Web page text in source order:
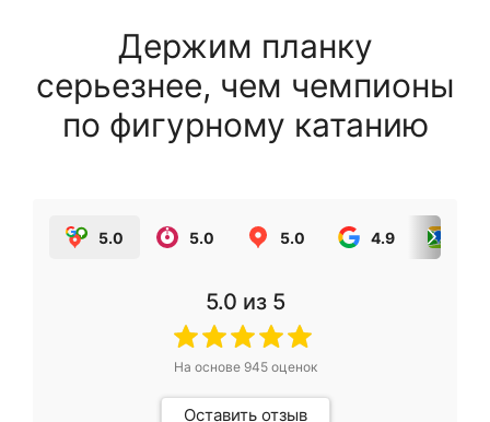
Держим планку
серьезнее, чем чемпионы
по фигурному катанию
5.0 5.0 5.0 4.9
5.0 из 5
На основе 945оценок
Оставить отзыв